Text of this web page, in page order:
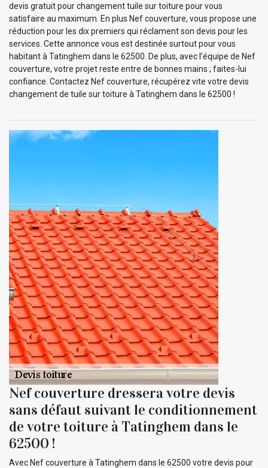
devis gratuit pour changement tuile sur toiture pour vous
satisfaire au maximum. En plus Nef couverture, vous propose une
réduction pour les dix premiers qui réclament son devis pour les
services. Cette annonce vous est destinée surtout pour vous
habitant à Tatinghem dans le 62500. De plus, avec l’équipe de Nef
couverture, votre projet reste entre de bonnes mains ; faites-lui
confiance. Contactez Nef couverture, récupérez vite votre devis
changement de tuile sur toiture à Tatinghem dans le 62500 !
Nef couverture dressera votre devis
sans défaut suivant le conditionnement
de votre toiture à Tatinghem dans le
62500 !
Avec Nef couverture à Tatinghem dans le 62500 votre devis pour